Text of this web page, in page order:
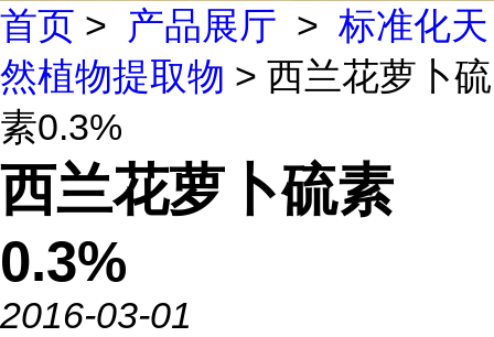
首页 > 产品展厅 > 标准化天
然植物提取物 > 西兰花萝卜硫
素0.3%
西兰花萝卜硫素
0.3%
2016-03-01